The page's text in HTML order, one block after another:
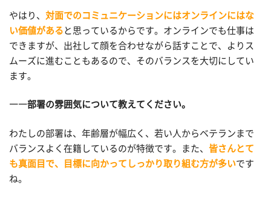
やはり、 対面でのコミュニケーションにはオンラインにはな
い価値がある と思っているからです。オンラインでも仕事は
できますが、出社して顔を合わせながら話すことで、よりス
ムーズに進むこともあるので、そのバランスを大切にしてい
ます。
――部署の雰囲気について教えてください。
わたしの部署は、年齢層が幅広く、若い人からベテランまで
バランスよく在籍しているのが特徴です。また、 皆さんとて
も真面目で、目標に向かってしっかり取り組む方が多いです
ね。